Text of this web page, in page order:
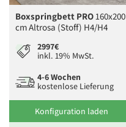
Boxspringbett PRO160x200
cm Altrosa (Stoff) H4/H4
2997€
inkl. 19% MwSt.
4-6 Wochen
kostenlose Lieferung
Konfiguration laden